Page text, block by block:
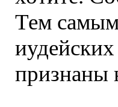
Тем
признаны